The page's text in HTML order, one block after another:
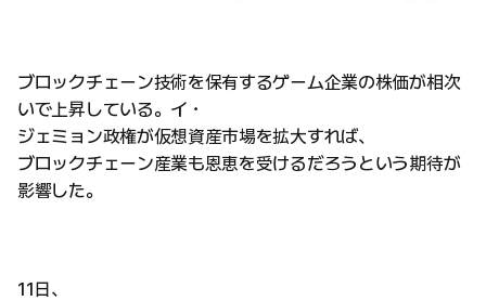
ブロックチェーン技術を保有するゲーム企業の株価が相次
いで上昇している。イ・
ジェミョン政権が仮想資産市場を拡大すれば、
ブロックチェーン産業も恩恵を受けるだろうという期待が
影響した。
11日、